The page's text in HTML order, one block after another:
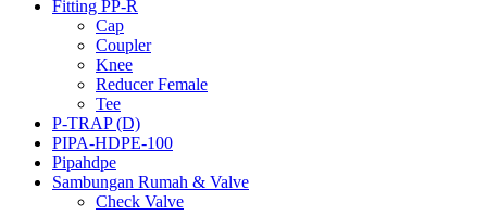
Fitting PP-R
Cap
Coupler
Knee
Reducer Female
Tee
P-TRAP (D)
PIPA-HDPE-100
Pipahdpe
Sambungan Rumah & Valve
Check Valve